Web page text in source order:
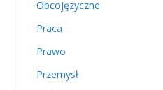
Obcojęzyczne
Praca
Prawo
Przemysł